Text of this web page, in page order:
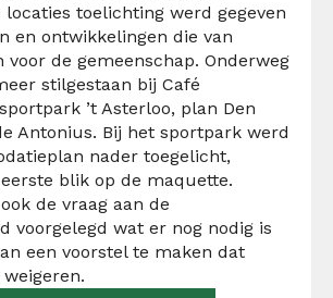
toelichting werd gegeven
en ontwikkelingen die van
voor de gemeenschap. Onderweg
stilgestaan bij Café
’t Asterloo, plan Den
Antonius. Bij het sportpark werd
nader toegelicht,
blik op de maquette.
de vraag aan de
voorgelegd wat er nog nodig is
een voorstel te maken dat